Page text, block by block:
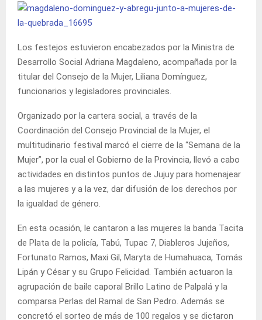
Los festejos estuvieron encabezados por la Ministra de
Desarrollo Social Adriana Magdaleno, acompañada por la
titular del Consejo de la Mujer, Liliana Domínguez,
funcionarios y legisladores provinciales.
Organizado por la cartera social, a través de la
Coordinación del Consejo Provincial de la Mujer, el
multitudinario festival marcó el cierre de la “Semana de la
Mujer”, por la cual el Gobierno de la Provincia, llevó a cabo
actividades en distintos puntos de Jujuy para homenajear
a las mujeres y a la vez, dar difusión de los derechos por
la igualdad de género.
En esta ocasión, le cantaron a las mujeres la banda Tacita
de Plata de la policía, Tabú, Tupac 7, Diableros Jujeños,
Fortunato Ramos, Maxi Gil, Maryta de Humahuaca, Tomás
Lipán y César y su Grupo Felicidad. También actuaron la
agrupación de baile caporal Brillo Latino de Palpalá y la
comparsa Perlas del Ramal de San Pedro. Además se
concretó el sorteo de más de 100 regalos y se dictaron